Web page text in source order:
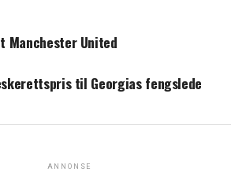
Manchester United
til Georgias fengslede
ANNONSE